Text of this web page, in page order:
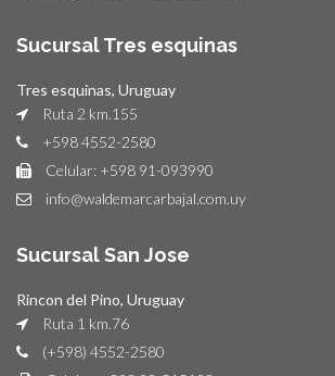
Sucursal Tres esquinas
Tres esquinas, Uruguay
Ruta 2 km.155
+598 4552-2580
Celular: +598 91-093990
info@waldemarcarbajal.com.uy
Sucursal San Jose
Rincon del Pino, Uruguay
Ruta 1 km.76
(+598) 4552-2580